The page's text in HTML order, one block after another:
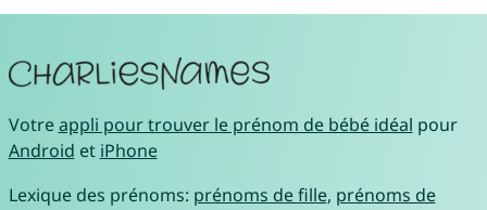
Votreappli pour trouver le prénom de bébé idéal pour
Android et iPhone
Lexique des prénoms: prénoms de fille, prénoms de